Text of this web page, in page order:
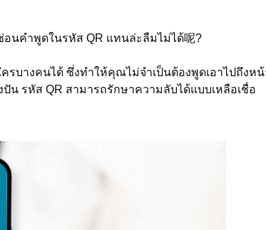
นคำพูดในรหัส QR แทนล่ะลืมไม่ได้呢?
บางคนได้ ซึ่งทำให้คุณไม่จำเป็นต้องพูดเอาไปถึงหน้
รหัส QR สามารถรักษาความลับได้แบบเหลือเชื่อ